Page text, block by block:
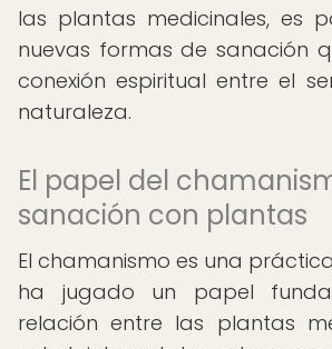
las plantas medicinales, es
nuevas formas de sanación
conexión espiritual entre el
naturaleza.
El papel del
sanación con plantas
El chamanismo es una
ha jugado un papel
relación entre las plantas